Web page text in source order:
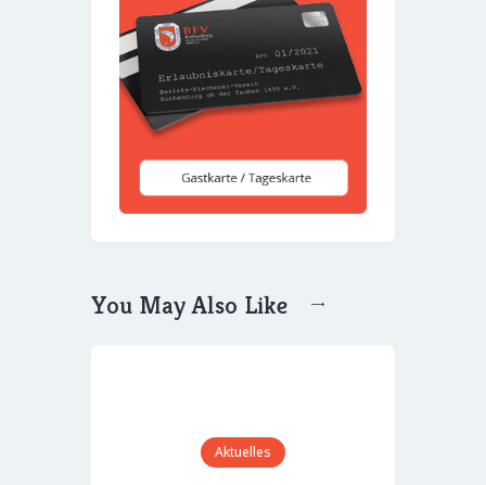
You May Also Like
Aktuelles